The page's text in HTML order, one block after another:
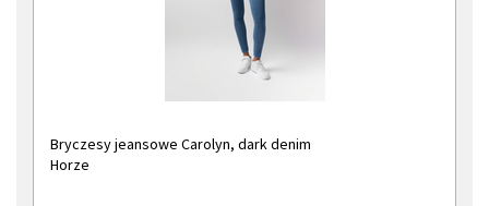
Bryczesy jeansowe Carolyn, dark denim
Horze